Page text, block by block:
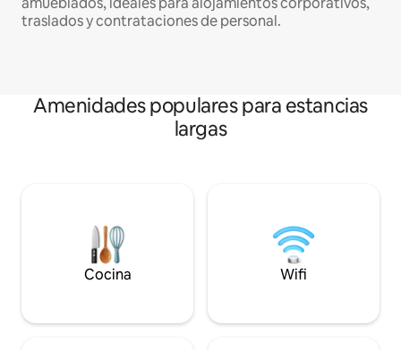
traslados y contrataciones de personal.
Amenidades populares para estancias
largas
Cocina Wifi